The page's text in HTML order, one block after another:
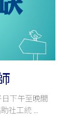
下午至晚間
社工統